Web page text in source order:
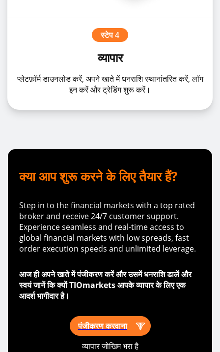
स्टेप 4
व्यापार
प्लेटफ़ॉर्म डाउनलोड करें, अपने खाते में धनराशि स्थानांतरित करें, लॉग
इन करें और ट्रेडिंग शुरू करें।
क्या आप शुरू करने के लिए तैयार हैं?
Step in to the financial markets with a top rated
broker and receive 24/7 customer support.
Experience seamless and real-time access to
global financial markets with low spreads, fast
order execution speeds and unlimited leverage.
आज ही अपने खाते में पंजीकरण करें और उसमें धनराशि डालें और
स्वयं जानें कि क्यों TIOmarkets आपके व्यापार के लिए एक
आदर्श भागीदार है।
पंजीकरण करवाना
व्यापार जोखिम भरा है